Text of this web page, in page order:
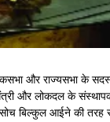
और राज्यसभा के
और लोकदल के
बिल्कुल आईने की तरह